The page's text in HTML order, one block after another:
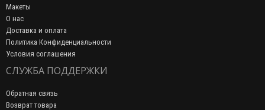
Макеты
О нас
Доставка и оплата
Политика Конфиденциальности
Условия соглашения
СЛУЖБА ПОДДЕРЖКИ
Обратная связь
Возврат товара